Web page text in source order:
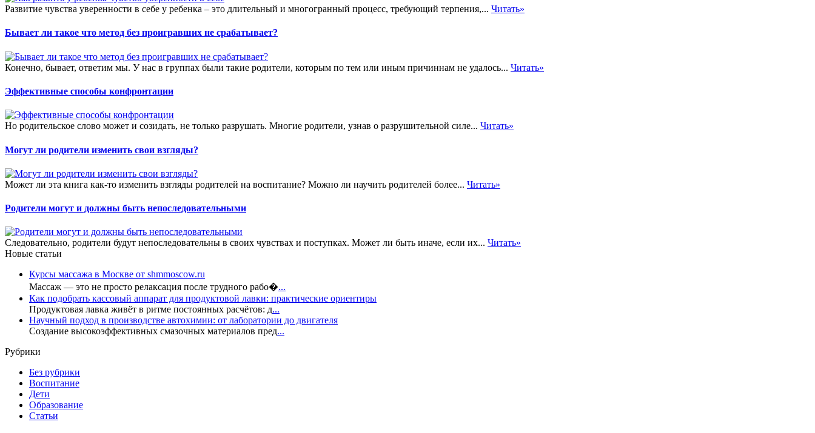
Развитие чувства уверенности в себе у ребенка – это длительный и многогранный процесс, требующий терпения,... Читать»
Бывает ли такое что метод без проигравших не срабатывает?
Конечно, бывает, ответим мы. У нас в группах были такие родители, которым по тем или иным причиннам не удалось... Читать»
Эффективные способы конфронтации
Но родительское слово может и созидать, не только разрушать. Многие родители, узнав о разрушительной силе... Читать»
Могут ли родители изменить свои взгляды?
Может ли эта книга как-то изменить взгляды родителей на воспитание? Можно ли научить родителей более... Читать»
Родители могут и должны быть непоследовательными
Следовательно, родители будут непоследовательны в своих чувствах и поступках. Может ли быть иначе, если их... Читать»
Новые статьи
Курсы массажа в Москве от shmmoscow.ru
Массаж — это не просто релаксация после трудного рабо�...
Как подобрать кассовый аппарат для продуктовой лавки: практические ориентиры
Продуктовая лавка живёт в ритме постоянных расчётов: д...
Научный подход в производстве автохимии: от лаборатории до двигателя
Создание высокоэффективных смазочных материалов пред...
Рубрики
Без рубрики
Воспитание
Дети
Образование
Статьи